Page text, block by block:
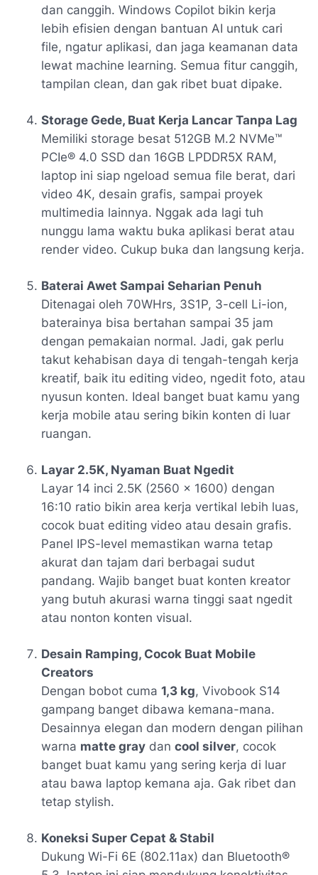
dan canggih. Windows Copilot bikin kerja
lebih efisien dengan bantuan AI untuk cari
file, ngatur aplikasi, dan jaga keamanan data
lewat machine learning. Semua fitur canggih,
tampilan clean, dan gak ribet buat dipake.
Storage Gede, Buat Kerja Lancar Tanpa Lag
Memiliki storage besat 512GB M.2 NVMe™
PCIe® 4.0 SSD dan 16GB LPDDR5X RAM,
laptop ini siap ngeload semua file berat, dari
video 4K, desain grafis, sampai proyek
multimedia lainnya. Nggak ada lagi tuh
nunggu lama waktu buka aplikasi berat atau
render video. Cukup buka dan langsung kerja.
Baterai Awet Sampai Seharian Penuh
Ditenagai oleh 70WHrs, 3S1P, 3-cell Li-ion,
baterainya bisa bertahan sampai 35 jam
dengan pemakaian normal. Jadi, gak perlu
takut kehabisan daya di tengah-tengah kerja
kreatif, baik itu editing video, ngedit foto, atau
nyusun konten. Ideal banget buat kamu yang
kerja mobile atau sering bikin konten di luar
ruangan.
Layar 2.5K, Nyaman Buat Ngedit
Layar 14 inci 2.5K (2560 x 1600) dengan
16:10 ratio bikin area kerja vertikal lebih luas,
cocok buat editing video atau desain grafis.
Panel IPS-level memastikan warna tetap
akurat dan tajam dari berbagai sudut
pandang. Wajib banget buat konten kreator
yang butuh akurasi warna tinggi saat ngedit
atau nonton konten visual.
Desain Ramping, Cocok Buat Mobile
Creators
Dengan bobot cuma 1,3 kg, Vivobook S14
gampang banget dibawa kemana-mana.
Desainnya elegan dan modern dengan pilihan
warna matte gray dan cool silver, cocok
banget buat kamu yang sering kerja di luar
atau bawa laptop kemana aja. Gak ribet dan
tetap stylish.
Koneksi Super Cepat & Stabil
Dukung Wi-Fi 6E (802.11ax) dan Bluetooth®